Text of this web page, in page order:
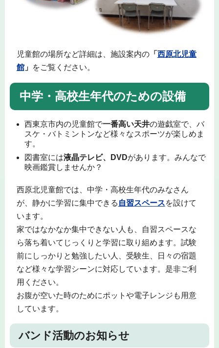
児童館の場所など詳細は、施設案内の「 西原北児童
館」 をご覧ください。
中学・高校生年代のための設備
西東京市内の児童館で一番高い天井の遊戯室で、バ
スケ・バトミントンなど様々なスポーツが楽しめま
す。
図書室には液晶テレビ、DVDがあります。みんなで
映画鑑賞しませんか？
西原北児童館では、中学・高校生年代のみなさん
が、静かに学習に集中できる 自習スペースを設けて
います。
家ではなかなか集中できない人も、自習スペースな
ら落ち着いてじっくりと学習に取り組めます。試験
前にしっかりと勉強したい人、受験生、日々の宿題
など様々な学習シーンに対応しています。是非ご利
用ください。
お腹が空いた時のためにポットや電子レンジも用意
しています。
バンド活動のお知らせ